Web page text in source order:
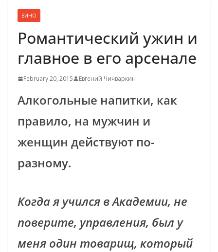
ВИНО
Романтический ужин и
главное в его арсенале
February 20, 2015 Евгений Чичваркин
Алкогольные напитки, как
правило, на мужчин и
женщин действуют по-
разному.
Когда я учился в Академии, не
поверите, управления, был у
меня один товарищ, который